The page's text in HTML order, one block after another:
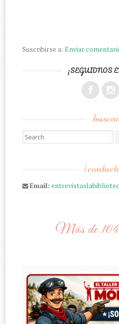
Suscribirse a:Enviar
¡SEGUIDNOS
Search for:
Email:
Más de